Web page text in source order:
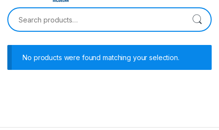
No products were found matching your selection.